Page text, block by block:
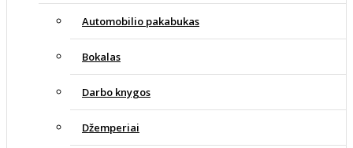
Automobilio pakabukas
Bokalas
Darbo knygos
Džemperiai